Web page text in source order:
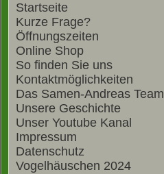
Startseite
Kurze Frage?
Öffnungszeiten
Online Shop
So finden Sie uns
Kontaktmöglichkeiten
Das Samen-Andreas Team
Unsere Geschichte
Unser Youtube Kanal
Impressum
Datenschutz
Vogelhäuschen 2024